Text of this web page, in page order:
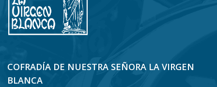
COFRADÍA DE NUESTRA SEÑORA LA VIRGEN
BLANCA